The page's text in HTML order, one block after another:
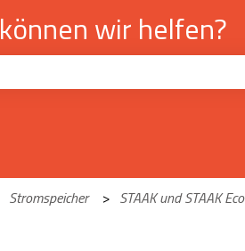
wir helfen?
Stromspeicher STAAK und STAAK Eco